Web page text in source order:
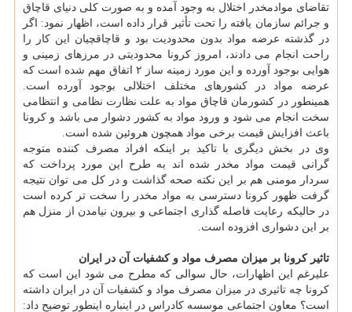
تقاضای موادمخدر اختلال به وجود آمده و به صورت کلی دنیای قاچاق
و جرائم سازمان یافته را تحت تأثیر قرار داده است، اظهار نمود: اگر
در گذشته عرضه مواد بدون محدودیت بود و قاچاقچیان این کار را
راحت انجام می دادند، امروز کرونا محدودیتی در مرزهای زمینی و
هوایی بوجود آورده و این مورد زمینه ساز ۲ اتفاق مهم شده است که
عرضه مواد در کشورهای مختلف اختلالی بوجود آورده است.
همینطور در کشورمان قاچاق مواد به علت نظارت نظامی و انتظامی
سخت انجام می شود و ورود مواد به کشور دشوار می باشد و کرونا
باعث افزایش قیمت برخی مواد همچون هروئین شده است.
وی در بخش دیگری با تاکید بر اینکه افراد مصرف کننده متوجه
گرانی قیمت مواد مخدر شده اند به طرح این مورد پرداخت که
سردار مومنی هم بر این نکته صحه گذاشت و در کل می توان نتیجه
گرفت ظهور کرونا دسترسی به مواد مخدر را سخت تر کرده است
در حالیکه رعایت فاصله گذاری اجتماعی و بیرون نیامدن از منزل هم
بر این دشواری افزوده است.
تاثیر کرونا بر میزان مصرف مواد و کشفیات آن در ایران
علیرغم این اظهارات، حال سوالی که مطرح می شود این است که
کرونا چه تاثیری در میزان مصرف مواد و کشفیات آن در ایران داشته
است؟ معاون اجتماعی موسسه کادراس در اینباره اینطور توضیح داد: